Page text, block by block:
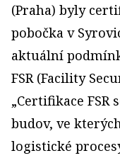
(Praha) byly
pobočka v
aktuální
FSR (Facility
„Certifikace FSR
budov, ve
logistické